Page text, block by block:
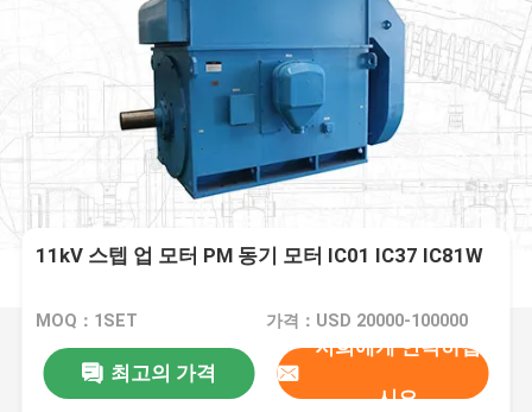
11kV 스텝 업 모터 PM 동기 모터 IC01 IC37 IC81W
MOQ：1SET 가격：USD 20000-100000
최고의 가격
저희에게 연락하십
시오